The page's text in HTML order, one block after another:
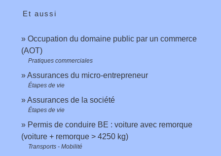
Et aussi
Occupation du domaine public par un commerce
(AOT)
Pratiques commerciales
Assurances du micro-entrepreneur
Étapes de vie
Assurances de la société
Étapes de vie
Permis de conduire BE : voiture avec remorque
(voiture + remorque > 4250 kg)
Transports - Mobilité